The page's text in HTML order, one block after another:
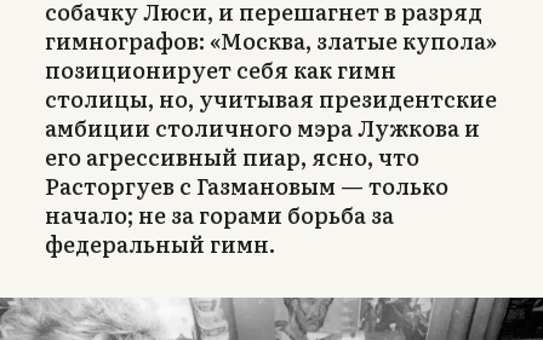
собачку Люси, и перешагнет в разряд
гимнографов: «Москва, златые купола»
позиционирует себя как гимн
столицы, но, учитывая президентские
амбиции столичного мэра Лужкова и
его агрессивный пиар, ясно, что
Расторгуев с Газмановым — только
начало; не за горами борьба за
федеральный гимн.